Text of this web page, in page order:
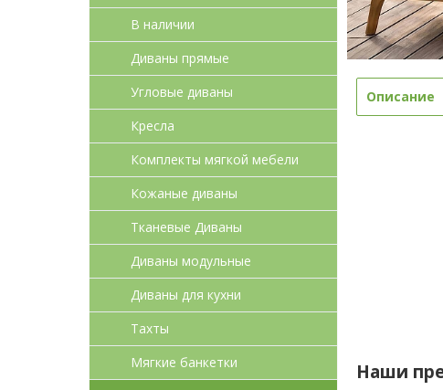
В наличии
Диваны прямые
Угловые диваны
Кресла
Комплекты мягкой мебели
Кожаные диваны
Тканевые Диваны
Диваны модульные
Диваны для кухни
Тахты
Мягкие банкетки
Описание
Наши